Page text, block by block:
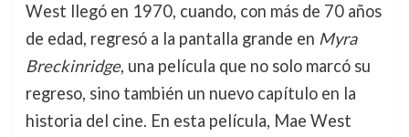
West llegó en 1970, cuando, con más de 70 años
de edad, regresó a la pantalla grande en Myra
Breckinridge, una película que no solo marcó su
regreso, sino también un nuevo capítulo en la
historia del cine. En esta película, Mae West